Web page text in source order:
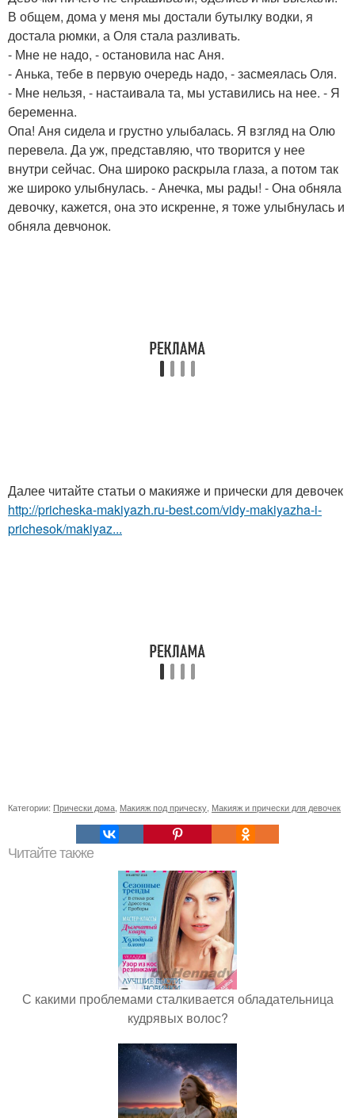
В общем, дома у меня мы достали бутылку водки, я
достала рюмки, а Оля стала разливать.
- Мне не надо, - остановила нас Аня.
- Анька, тебе в первую очередь надо, - засмеялась Оля.
- Мне нельзя, - настаивала та, мы уставились на нее. - Я
беременна.
Опа! Аня сидела и грустно улыбалась. Я взгляд на Олю
перевела. Да уж, представляю, что творится у нее
внутри сейчас. Она широко раскрыла глаза, а потом так
же широко улыбнулась. - Анечка, мы рады! - Она обняла
девочку, кажется, она это искренне, я тоже улыбнулась и
обняла девчонок.
Далее читайте статьи о макияже и прически для девочек
http://pricheska-makiyazh.ru-best.com/vidy-makiyazha-i-
prichesok/makiyaz...
Категории: Прически дома, Макияж под прическу, Макияж и прически для девочек
Читайте также
С какими проблемами сталкивается обладательница
кудрявых волос?